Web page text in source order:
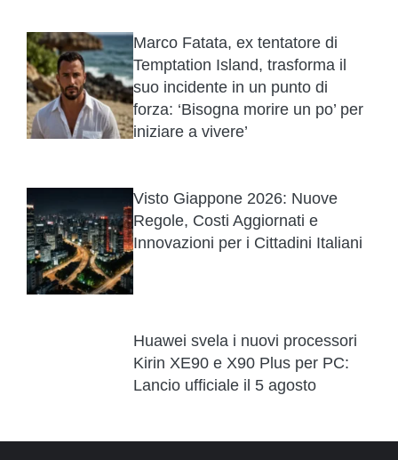
Marco Fatata, ex tentatore di
Temptation Island, trasforma il
suo incidente in un punto di
forza: ‘Bisogna morire un po’ per
iniziare a vivere’
Visto Giappone 2026: Nuove
Regole, Costi Aggiornati e
Innovazioni per i Cittadini Italiani
Huawei svela i nuovi processori
Kirin XE90 e X90 Plus per PC:
Lancio ufficiale il 5 agosto